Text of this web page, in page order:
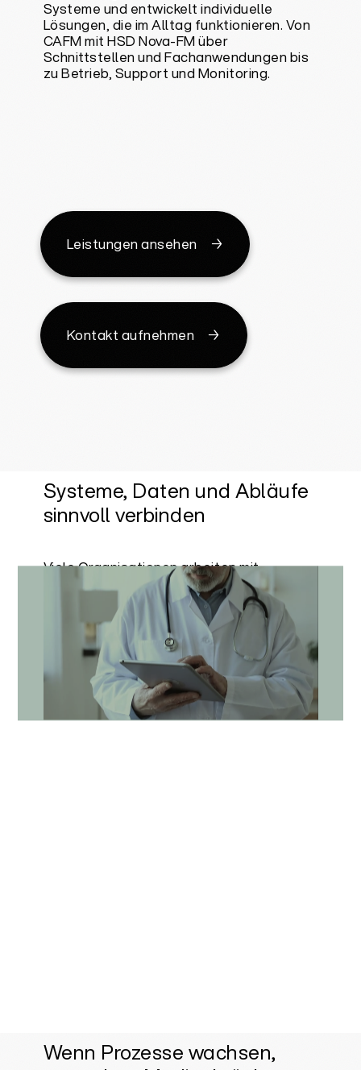
Systeme und entwickelt individuelle
Lösungen, die im Alltag funktionieren. Von
CAFM mit HSD Nova-FM über
Schnittstellen und Fachanwendungen bis
zu Betrieb, Support und Monitoring.
Leistungen ansehen
Kontakt aufnehmen
Systeme, Daten und Abläufe
sinnvoll verbinden
Viele Organisationen arbeiten mit
gewachsenen Systemlandschaften,
manuellen Abläufen und Daten, die an
verschiedenen Orten gepflegt werden.
Leantris bringt Struktur in diese
Komplexität: Wir analysieren Prozesse,
verbinden Systeme und entwickeln
digitale Lösungen, die zur Organisation
passen.
Wenn Prozesse wachsen,